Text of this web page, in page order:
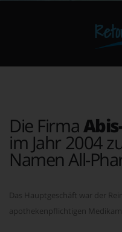
Die Firma
im Jahr 2004
Namen All-
Das Hauptgeschäft war der
apothekenpflichtigen